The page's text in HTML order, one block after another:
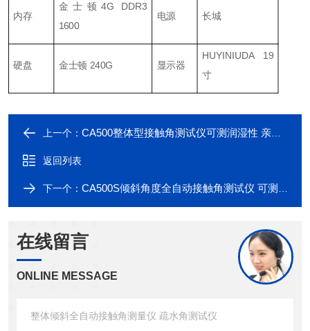
内存
金士顿4G DDR3
1600
电源 长城
硬盘 金士顿 240G 显示器
HUYINIUDA 19
寸
上一个： CA500整体型接触角测试仪可测润湿性 亲疏水性
返回列表
下一个： CA500S倾斜角度全自动接触角测试仪 可测表面张力
在线留言
ONLINE MESSAGE